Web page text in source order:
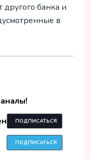
другого банка и
в
ПОДПИСАТЬСЯ
ПОДПИСАТЬСЯ